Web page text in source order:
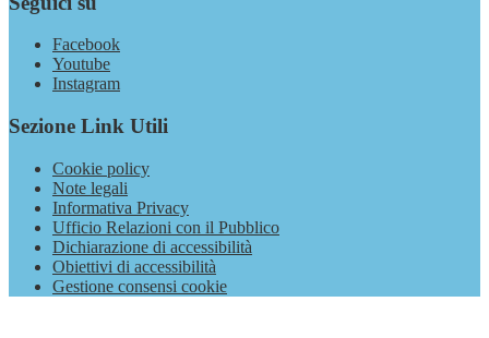
Facebook
Youtube
Instagram
Sezione Link Utili
Cookie policy
Note legali
Informativa Privacy
Ufficio Relazioni con il Pubblico
Dichiarazione di accessibilità
Obiettivi di accessibilità
Gestione consensi cookie